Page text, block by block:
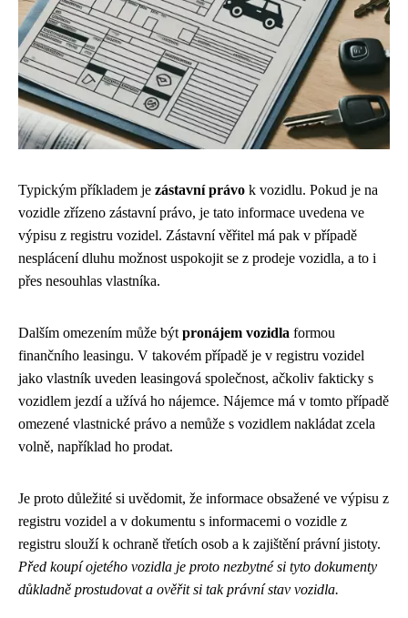
Typickým příkladem je zástavní právo k vozidlu. Pokud je na
vozidle zřízeno zástavní právo, je tato informace uvedena ve
výpisu z registru vozidel. Zástavní věřitel má pak v případě
nesplácení dluhu možnost uspokojit se z prodeje vozidla, a to i
přes nesouhlas vlastníka.
Dalším omezením může být pronájem vozidla formou
finančního leasingu. V takovém případě je v registru vozidel
jako vlastník uveden leasingová společnost, ačkoliv fakticky s
vozidlem jezdí a užívá ho nájemce. Nájemce má v tomto případě
omezené vlastnické právo a nemůže s vozidlem nakládat zcela
volně, například ho prodat.
Je proto důležité si uvědomit, že informace obsažené ve výpisu z
registru vozidel a v dokumentu s informacemi o vozidle z
registru slouží k ochraně třetích osob a k zajištění právní jistoty.
Před koupí ojetého vozidla je proto nezbytné si tyto dokumenty
důkladně prostudovat a ověřit si tak právní stav vozidla.